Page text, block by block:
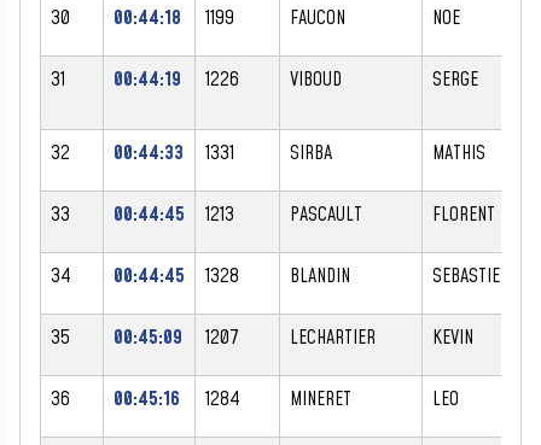
30 00:44:18 1199 FAUCON NOE
31 00:44:19 1226 VIBOUD SERGE
32 00:44:33 1331 SIRBA MATHIS
33 00:44:45 1213 PASCAULT FLORENT
34 00:44:45 1328 BLANDIN SEBASTIEN
35 00:45:09 1207 LECHARTIER KEVIN
36 00:45:16 1284 MINERET LEO